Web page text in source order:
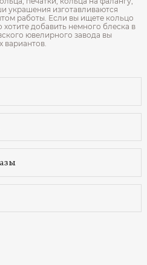
украшения изготавливаются
работы. Если вы ищете кольцо
добавить немного блеска в
ювелирного завода вы
вариантов.